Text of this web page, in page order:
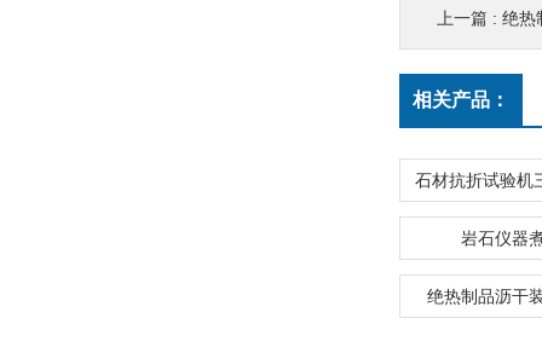
上一篇 : 绝热
相关产品：
岩石仪器
绝热制品沥干